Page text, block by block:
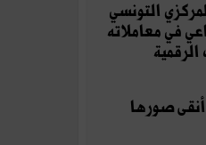
التونسي
في معاملاته
صورها